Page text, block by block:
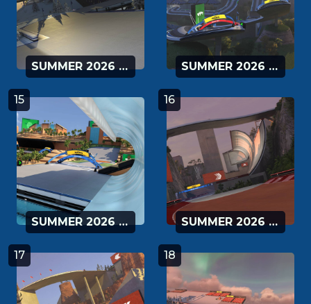
SUMMER 2026 - 13 SUMMER 2026 - 14
15
SUMMER 2026 - 15
16
SUMMER 2026 - 16
17 18